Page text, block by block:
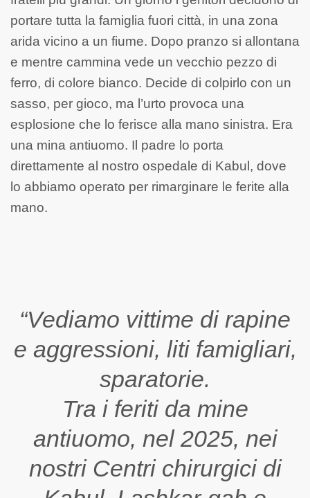
portare tutta la famiglia fuori città, in una zona
arida vicino a un fiume. Dopo pranzo si allontana
e mentre cammina vede un vecchio pezzo di
ferro, di colore bianco. Decide di colpirlo con un
sasso, per gioco, ma l’urto provoca una
esplosione che lo ferisce alla mano sinistra. Era
una mina antiuomo. Il padre lo porta
direttamente al nostro ospedale di Kabul, dove
lo abbiamo operato per rimarginare le ferite alla
mano.
“Vediamo vittime di rapine
e aggressioni, liti famigliari,
sparatorie.
Tra i feriti da mine
antiuomo, nel 2025, nei
nostri Centri chirurgici di